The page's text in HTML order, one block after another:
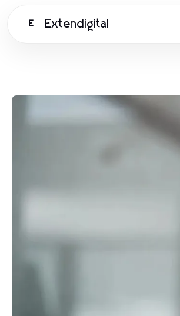
E Extendigital